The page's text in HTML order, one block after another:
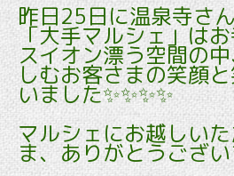
昨日25日に温泉寺さ
「大手マルシェ」は
スイオン漂う空間の
しむお客さまの笑顔
いました✨✨✨✨
マルシェにお越しい
ま、ありがとうござ